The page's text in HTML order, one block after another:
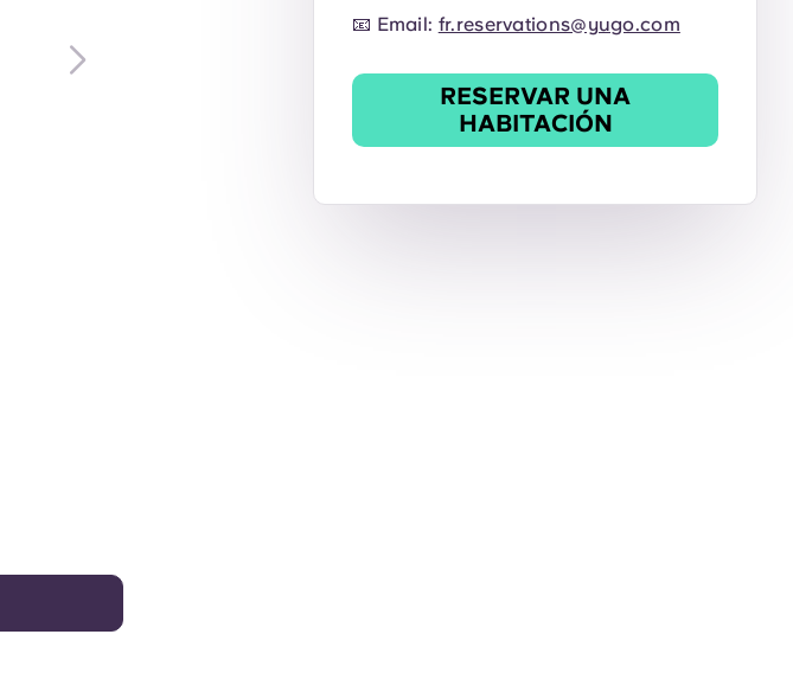
📧 Email: fr.reservations@yugo.com
RESERVAR UNA
HABITACIÓN